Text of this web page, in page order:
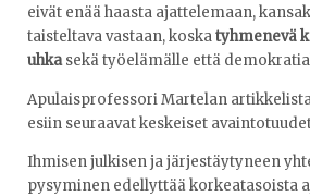
eivät enää haasta ajattelemaan,
taisteltava vastaan, koskatyhmenevä
uhkasekä työelämälle että
Apulaisprofessori Martelan
esiin seuraavat keskeiset
Ihmisen julkisen ja järjestäytyneen
pysyminen edellyttää korkeatasoista